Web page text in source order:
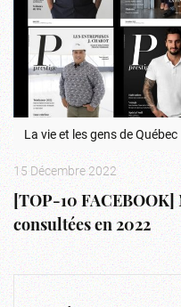
La vie et les gens de Québec
15 Décembre 2022
[TOP-10
consultées en 2022